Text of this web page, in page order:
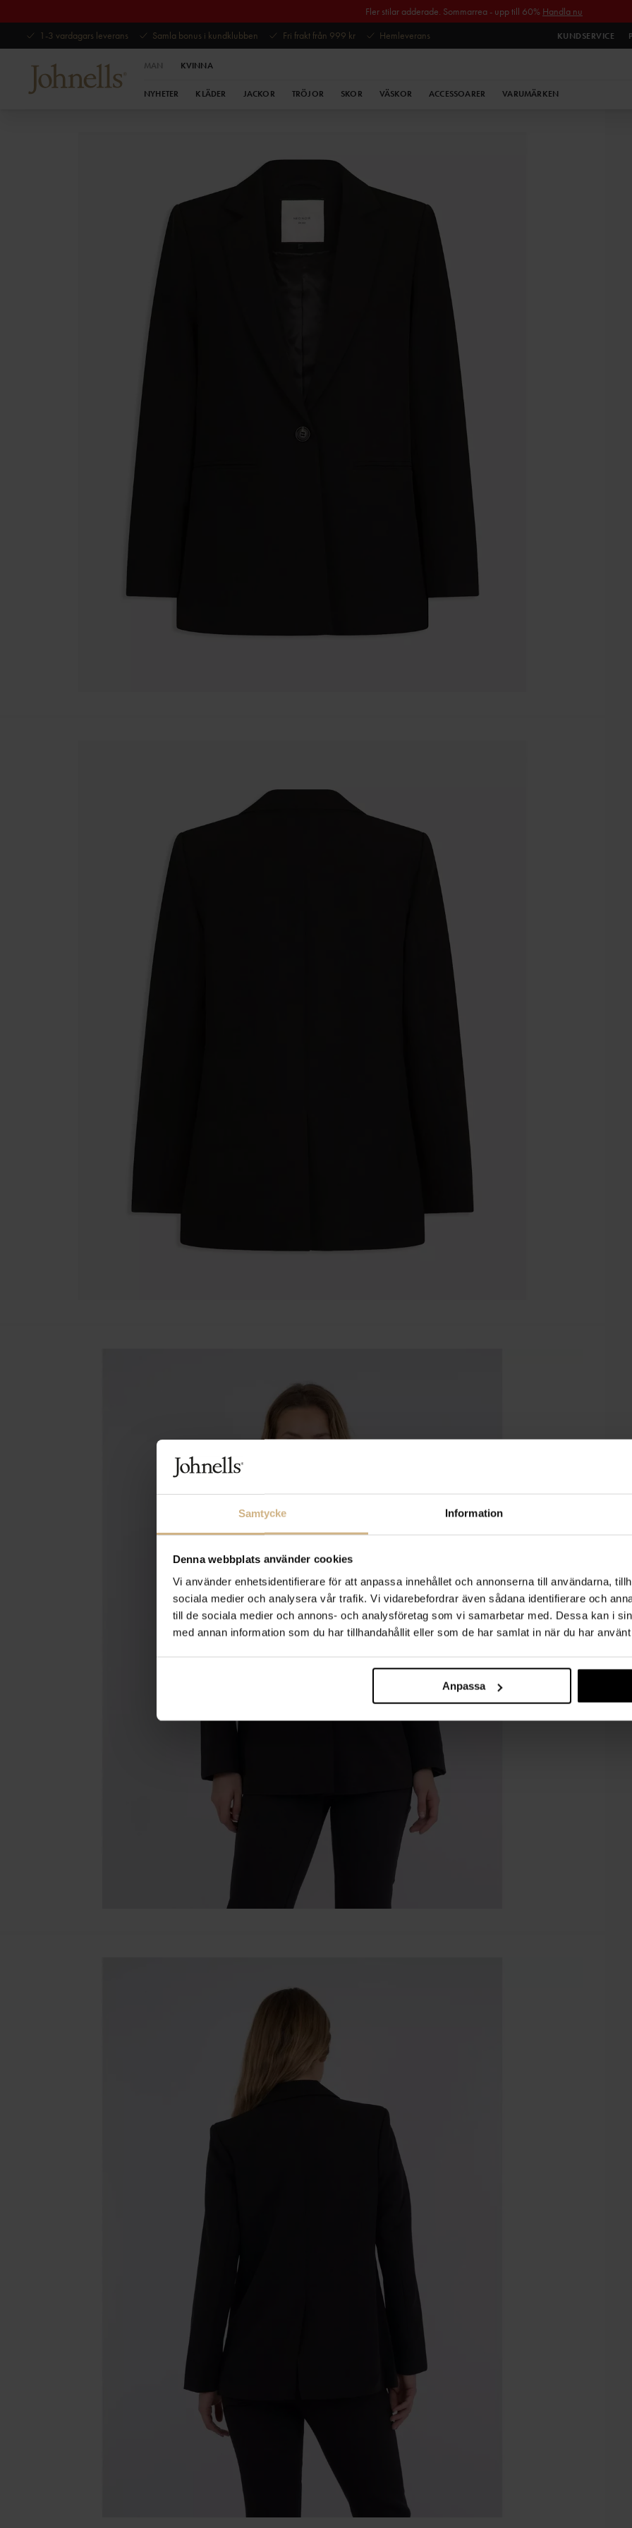
Samtycke Information
Denna webbplats använder cookies
Vi använder enhetsidentifierare för att anpassa innehållet och annonserna till användarna,
sociala medier och analysera vår trafik. Vi vidarebefordrar även sådana identifierare och
till de sociala medier och annons- och analysföretag som vi samarbetar med. Dessa kan i
med annan information som du har tillhandahållit eller som de har samlat in när du har
Anpassa
Fler stilar adderade. Sommarrea - upp till 60% Handla nu
1-3 vardagars leverans
Samla bonus i kundklubben Fri frakt från 999 kr Hemleverans KUNDSERVICE
MAN KVINNA
NYHETER KLÄDER JACKOR TRÖJOR SKOR VÄSKOR ACCESSOARER VARUMÄRKEN